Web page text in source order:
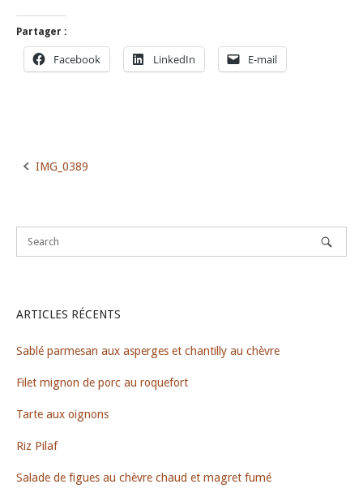
Partager :
Facebook LinkedIn E-mail
Post
IMG_0389
ARTICLES RÉCENTS
Sablé parmesan aux asperges et chantilly au chèvre
Filet mignon de porc au roquefort
Tarte aux oignons
Riz Pilaf
Salade de figues au chèvre chaud et magret fumé